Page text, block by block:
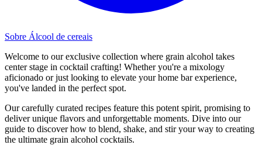
Sobre Álcool de cereais
Welcome to our exclusive collection where grain alcohol takes
center stage in cocktail crafting! Whether you're a mixology
aficionado or just looking to elevate your home bar experience,
you've landed in the perfect spot.
Our carefully curated recipes feature this potent spirit, promising to
deliver unique flavors and unforgettable moments. Dive into our
guide to discover how to blend, shake, and stir your way to creating
the ultimate grain alcohol cocktails.